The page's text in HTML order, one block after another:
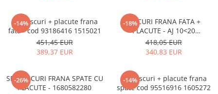
-14%
Set discuri + placute frana
fata - cod 93186416 1515021
451,45 EUR
389,37 EUR
-18%
DISCURI FRANA FATA +
PLACUTE - AJ 10<20
1680581980
418,05 EUR
340,83 EUR
-26%
SET DISCURI FRANA SPATE CU
PLACUTE - 1680582280
-14%
Set discuri + placute frana
spate cod 95516916 1605272